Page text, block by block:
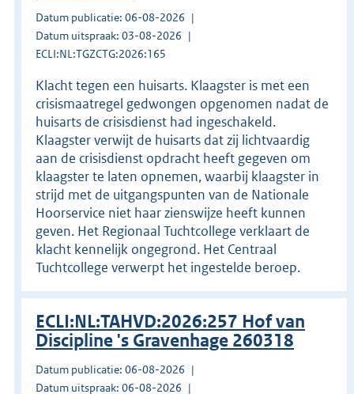
Datum publicatie: 06-08-2026
Datum uitspraak: 03-08-2026
ECLI:NL:TGZCTG:2026:165
Klacht tegen een huisarts. Klaagster is met een
crisismaatregel gedwongen opgenomen nadat de
huisarts de crisisdienst had ingeschakeld.
Klaagster verwijt de huisarts dat zij lichtvaardig
aan de crisisdienst opdracht heeft gegeven om
klaagster te laten opnemen, waarbij klaagster in
strijd met de uitgangspunten van de Nationale
Hoorservice niet haar zienswijze heeft kunnen
geven. Het Regionaal Tuchtcollege verklaart de
klacht kennelijk ongegrond. Het Centraal
Tuchtcollege verwerpt het ingestelde beroep.
ECLI:NL:TAHVD:2026:257 Hof van
Discipline 's Gravenhage 260318
Datum publicatie: 06-08-2026
Datum uitspraak: 06-08-2026